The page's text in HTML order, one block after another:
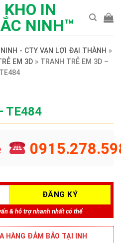
- CTY VẠN LỢI ĐẠI THÀNH »
EM 3D » TRANH TRẺ EM 3D –
TE484
TE484
& hỗ trợ nhanh nhất có thể
HÀNG ĐẢM BẢO TẠI INH